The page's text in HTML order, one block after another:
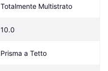
Totalmente Multistrato
10.0
Prisma a Tetto